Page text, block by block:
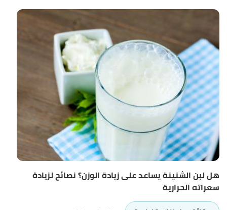
هل لبن الشنينة يساعد على زيادة الوزن؟ نصائح لزيادة
سعراته الحرارية